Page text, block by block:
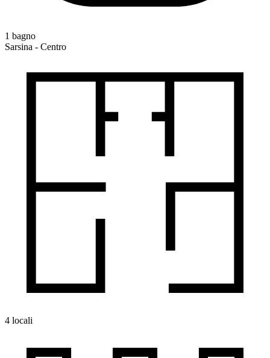
1 bagno
Sarsina - Centro
4 locali